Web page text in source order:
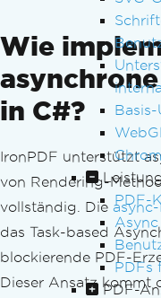
PDF-
PDFs
PDF-
Wie
in C#?
IronPDF unterstützt
von Rendering-
vollständig. Die
das Task-based
blockierende PDF-
Dieser Ansatz kommt